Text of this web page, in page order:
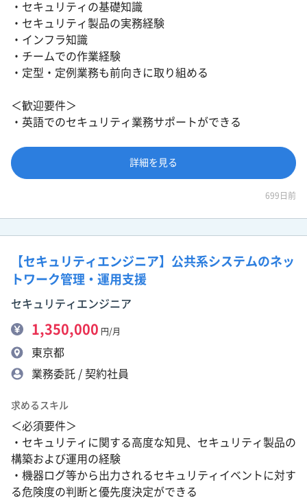
・セキュリティの基礎知識
・セキュリティ製品の実務経験
・インフラ知識
・チームでの作業経験
・定型・定例業務も前向きに取り組める
＜歓迎要件＞
・英語でのセキュリティ業務サポートができる
詳細を見る
699日前
【セキュリティエンジニア】公共系システムのネッ
トワーク管理・運用支援
セキュリティエンジニア
1,350,000 円/月
東京都
業務委託 / 契約社員
求めるスキル
＜必須要件＞
・セキュリティに関する高度な知見、セキュリティ製品の
構築および運用の経験
・機器ログ等から出力されるセキュリティイベントに対す
る危険度の判断と優先度決定ができる